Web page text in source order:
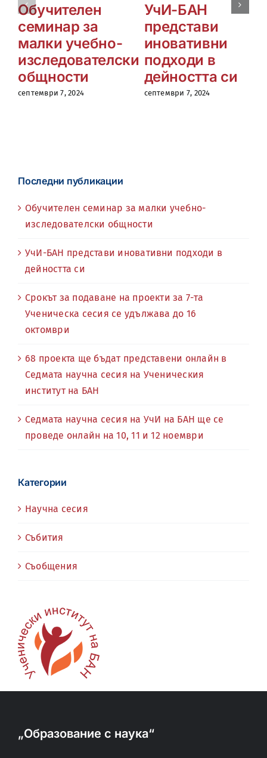
Обучителен
семинар за
малки учебно-
изследователски
общности
септември 7, 2024
УчИ-БАН
представи
иновативни
подходи в
дейността си
септември 7, 2024
Последни публикации
Обучителен семинар за малки учебно-
изследователски общности
УчИ-БАН представи иновативни подходи в
дейността си
Срокът за подаване на проекти за 7-та
Ученическа сесия се удължава до 16
октомври
68 проекта ще бъдат представени онлайн в
Седмата научна сесия на Ученическия
институт на БАН
Седмата научна сесия на УчИ на БАН ще се
проведе онлайн на 10, 11 и 12 ноември
Категории
Научна сесия
Събития
Съобщения
„Образование с наука“